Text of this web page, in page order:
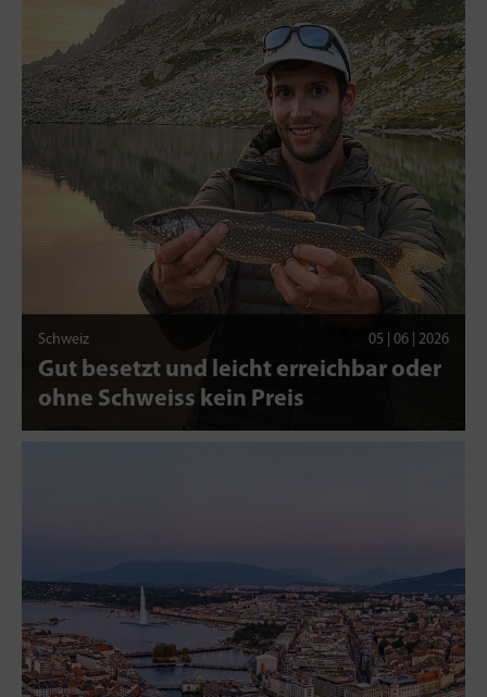
Schweiz 05 | 06 | 2026
Gut besetzt und leicht erreichbar oder
ohne Schweiss kein Preis